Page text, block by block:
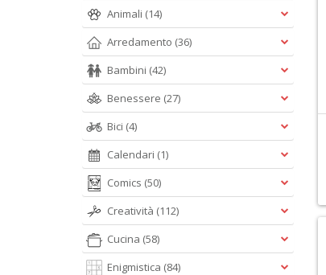
Animali (14)
Arredamento (36)
Bambini (42)
Benessere (27)
Bici (4)
Calendari (1)
Comics (50)
Creatività (112)
Cucina (58)
Enigmistica (84)